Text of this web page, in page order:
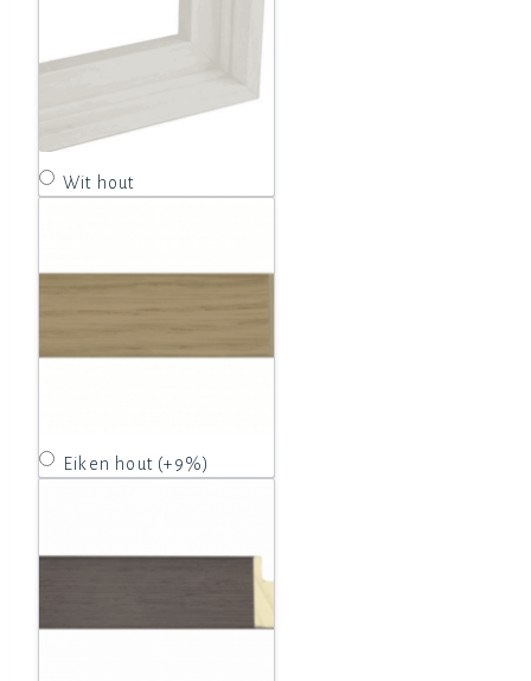
Wit hout
Eiken hout (+9%)